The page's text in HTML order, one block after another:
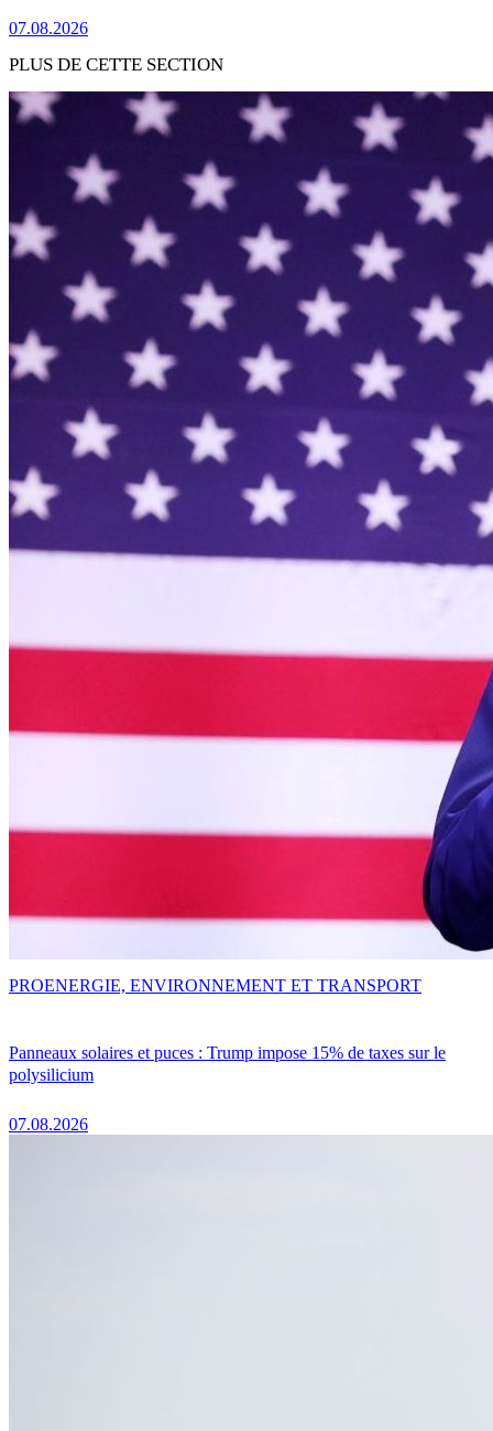
07.08.2026
PLUS DE CETTE SECTION
Panneaux solaires et puces : Trump impose 15% de taxes sur le
polysilicium
07.08.2026
PROENERGIE, ENVIRONNEMENT ET TRANSPORT